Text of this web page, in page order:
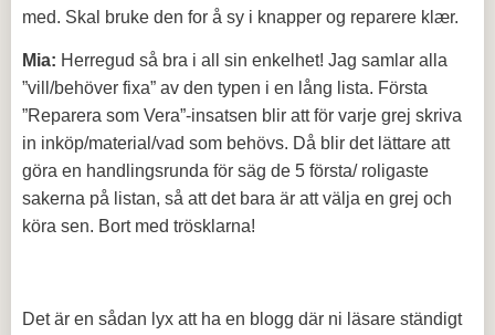
med. Skal bruke den for å sy i knapper og reparere klær.
Mia: Herregud så bra i all sin enkelhet! Jag samlar alla
”vill/behöver fixa” av den typen i en lång lista. Första
”Reparera som Vera”-insatsen blir att för varje grej skriva
in inköp/material/vad som behövs. Då blir det lättare att
göra en handlingsrunda för säg de 5 första/ roligaste
sakerna på listan, så att det bara är att välja en grej och
köra sen. Bort med trösklarna!
Det är en sådan lyx att ha en blogg där ni läsare ständigt